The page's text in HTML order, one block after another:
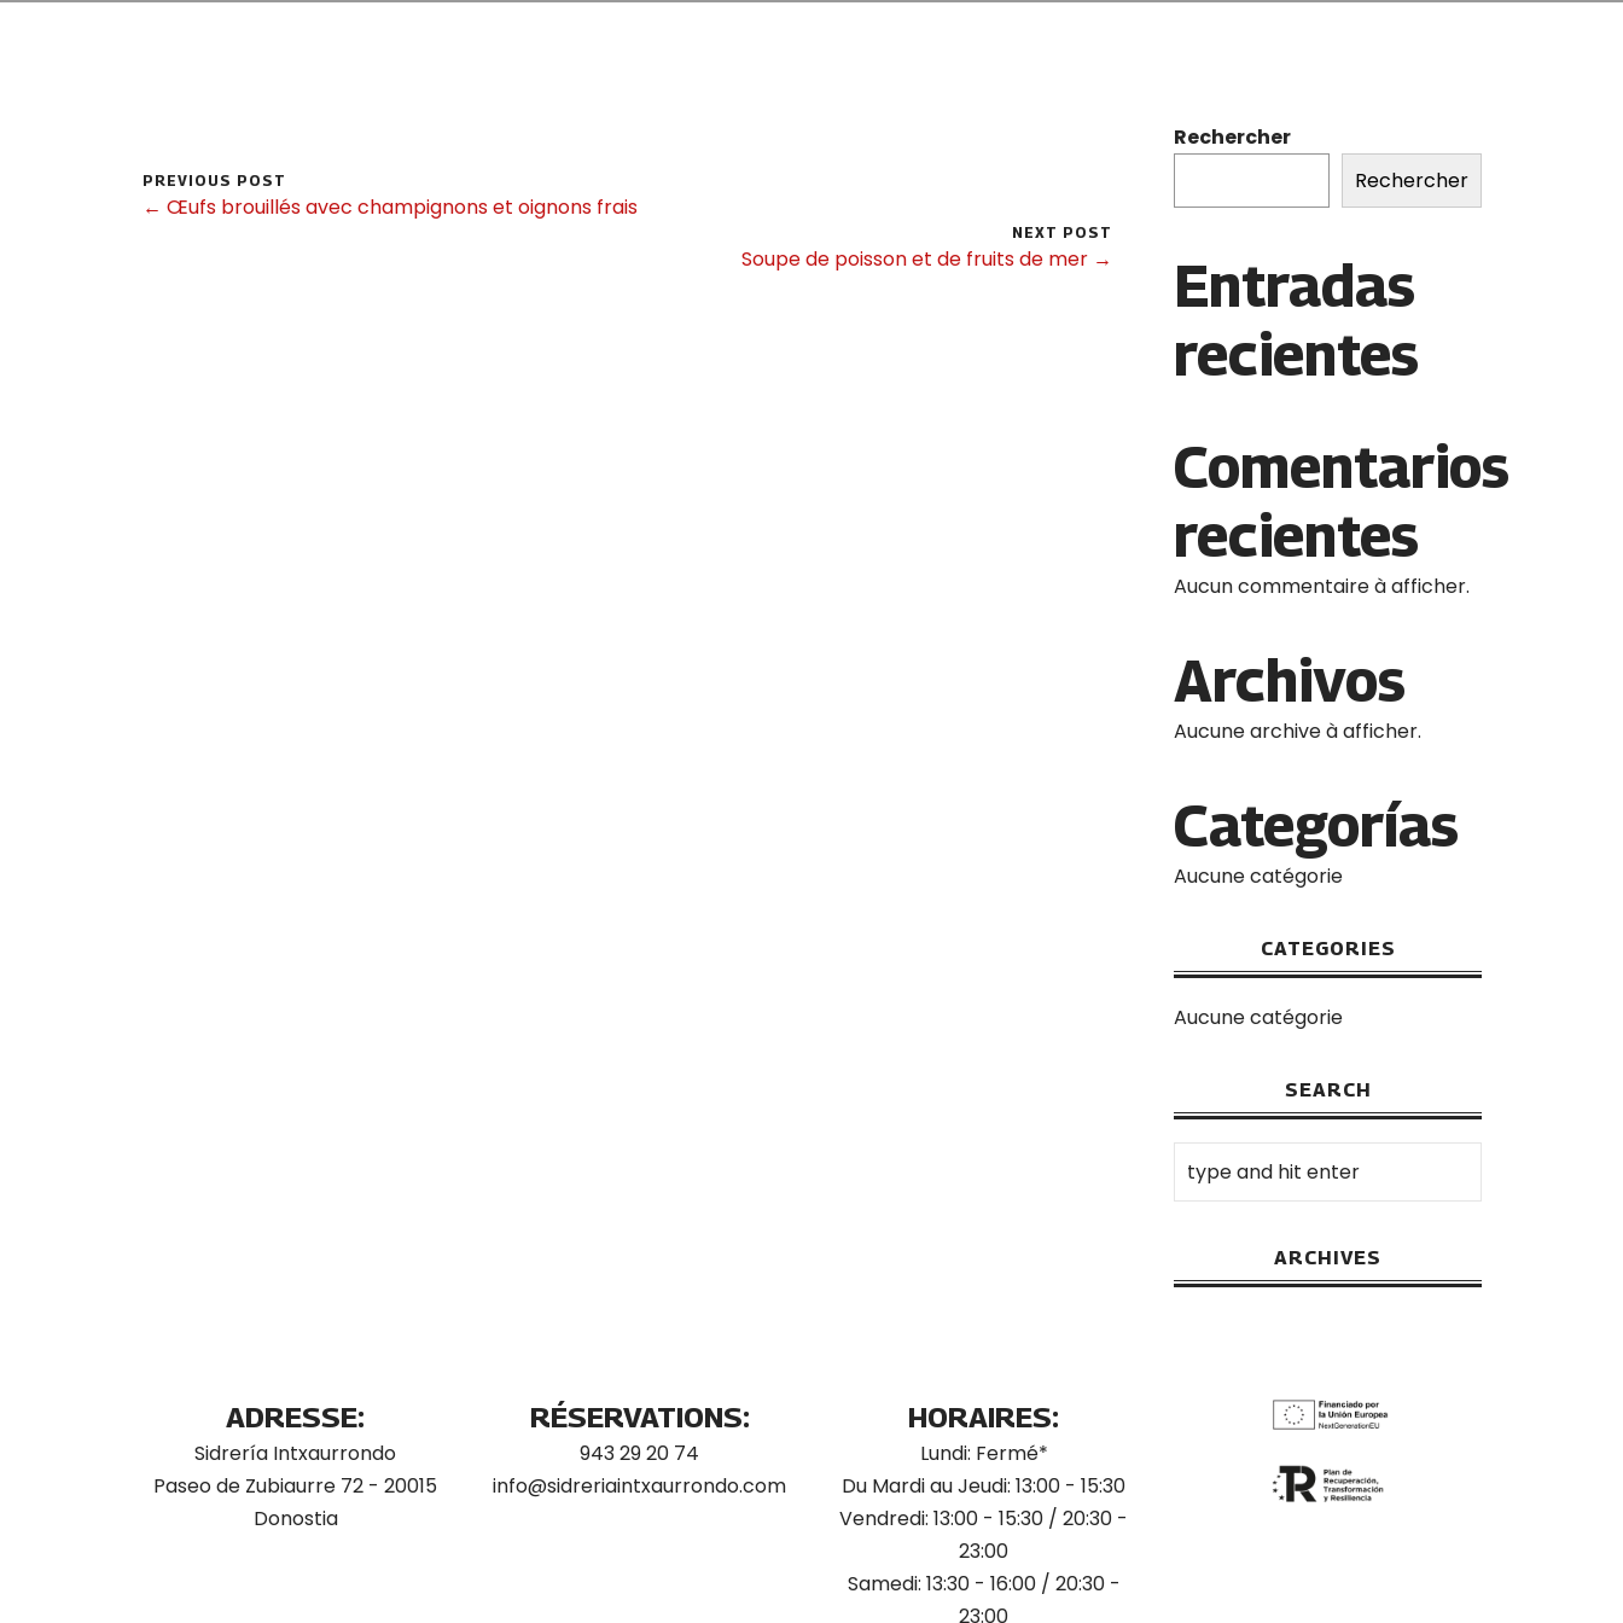
PREVIOUS POST
← Œufs brouillés avec champignons et oignons frais
NEXT POST
Soupe de poisson et de fruits de mer →
Rechercher
Rechercher
Entradas
recientes
Comentarios
recientes
Aucun commentaire à afficher.
Archivos
Aucune archive à afficher.
Categorías
Aucune catégorie
CATEGORIES
Aucune catégorie
SEARCH
ARCHIVES
ADRESSE:
Sidrería Intxaurrondo
Paseo de Zubiaurre 72 - 20015
Donostia
RÉSERVATIONS:
943 29 20 74
info@sidreriaintxaurrondo.com
HORAIRES:
Lundi: Fermé*
Du Mardi au Jeudi: 13:00 - 15:30
Vendredi: 13:00 - 15:30 / 20:30 -
23:00
Samedi: 13:30 - 16:00 / 20:30 -
23:00